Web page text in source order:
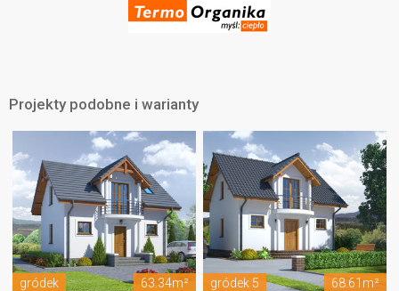
Projekty podobne i warianty
gródek 63.34m² gródek 5 68.61m²